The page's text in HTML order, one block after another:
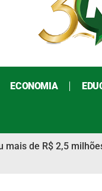
ECONOMIA
mais de R$ 2,5